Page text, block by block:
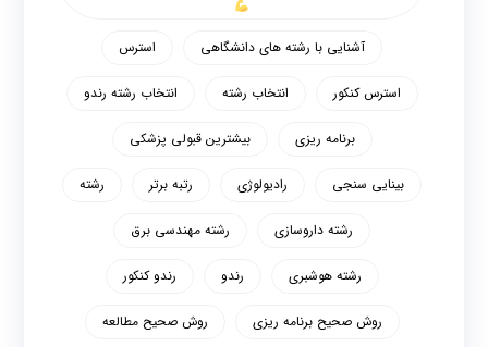
آشنایی با رشته های دانشگاهی استرس
استرس کنکور انتخاب رشته انتخاب رشته رندو
برنامه ریزی بیشترین قبولی پزشکی
بینایی سنجی رادیولوژی رتبه برتر رشته
رشته داروسازی رشته مهندسی برق
رشته هوشبری رندو رندو کنکور
روش صحیح برنامه ریزی روش صحیح مطالعه